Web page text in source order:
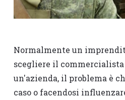
Normalmente un
scegliere il
un'azienda, il problema è
caso o facendosi